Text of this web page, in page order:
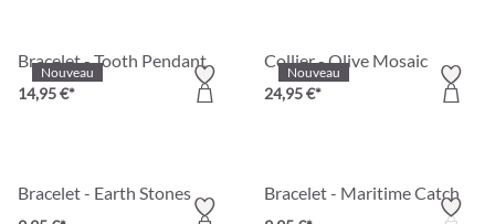
Nouveau
Bracelet - Tooth Pendant
14,95 €*
Nouveau
Collier - Olive Mosaic
24,95 €*
Bracelet - Earth Stones Bracelet - Maritime Catch